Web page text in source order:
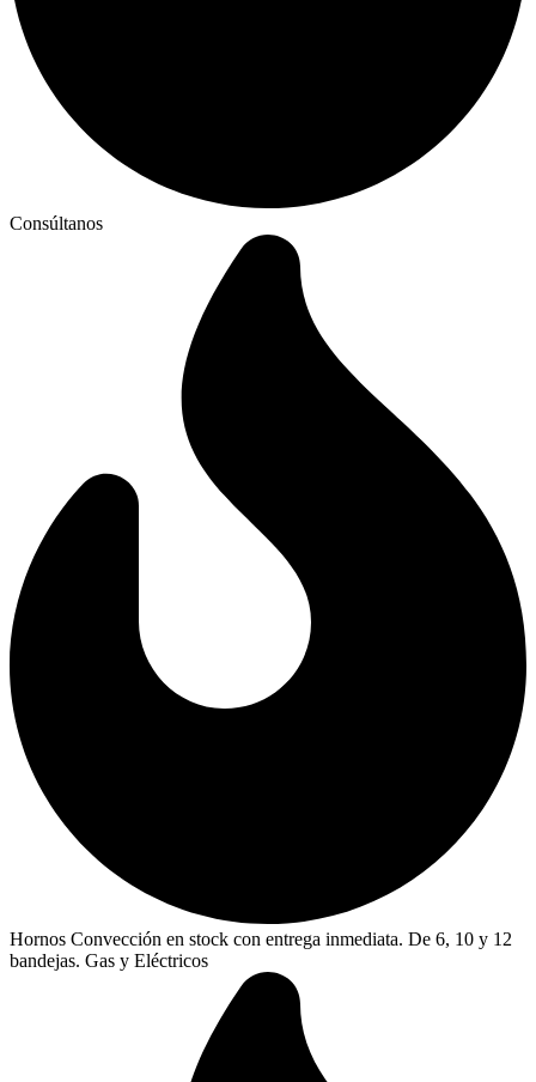
Consúltanos
Hornos Convección en stock con entrega inmediata. De 6, 10 y 12
bandejas. Gas y Eléctricos